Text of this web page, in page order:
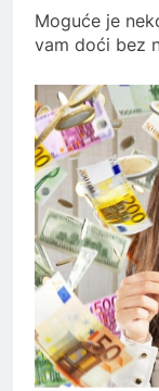
Moguće je
vam doći bez